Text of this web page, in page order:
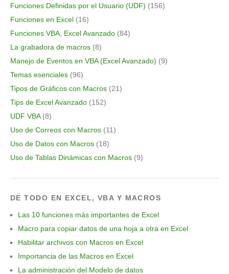
Funciones Definidas por el Usuario (UDF) (156)
Funciones en Excel (16)
Funciones VBA, Excel Avanzado (84)
La grabadora de macros (8)
Manejo de Eventos en VBA (Excel Avanzado) (9)
Temas esenciales (96)
Tipos de Gráficos con Macros (21)
Tips de Excel Avanzado (152)
UDF VBA(8)
Uso de Correos con Macros (11)
Uso de Datos con Macros (18)
Uso de Tablas Dinámicas con Macros (9)
DE TODO EN EXCEL, VBA Y MACROS
Las 10 funciones más importantes de Excel
Macro para copiar datos de una hoja a otra en Excel
Habilitar archivos con Macros en Excel
Importancia de las Macros en Excel
La administración del Modelo de datos